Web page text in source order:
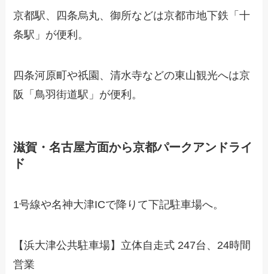
京都駅、四条烏丸、御所などは京都市地下鉄「十
条駅」が便利。
四条河原町や祇園、清水寺などの東山観光へは京
阪「鳥羽街道駅」が便利。
滋賀・名古屋方面から京都パークアンドライ
ド
1号線や名神大津ICで降りて下記駐車場へ。
【浜大津公共駐車場】立体自走式 247台、24時間
営業